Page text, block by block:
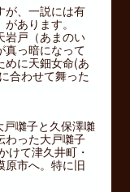
が、一説には有
あります。
岩戸（あまのい
真っ暗になって
めに天鈿女命(あ
合わせて舞った
囃子と久保澤囃
わった大戸囃子
けて津久井町・
原市へ。特に旧